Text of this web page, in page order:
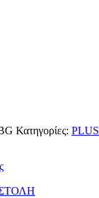
Κατηγορίες: PLUS